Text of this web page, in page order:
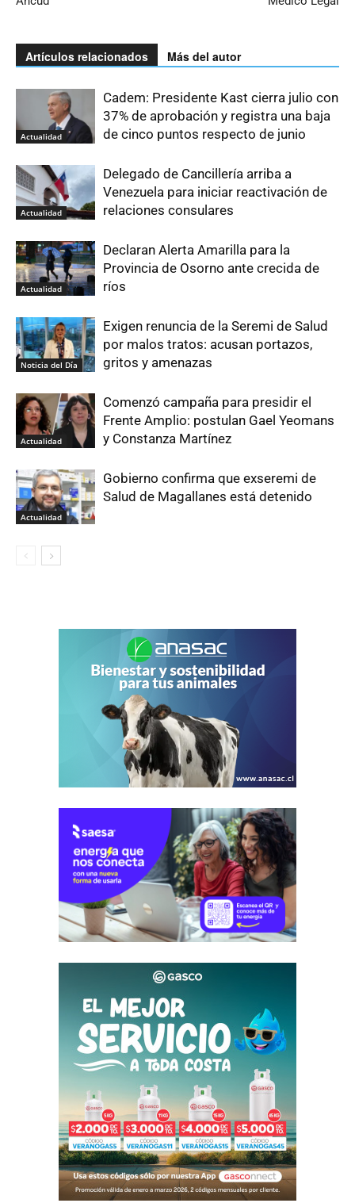
Artículos relacionados Más del autor
Actualidad
Cadem: Presidente Kast cierra julio con
37% de aprobación y registra una baja
de cinco puntos respecto de junio
Actualidad
Delegado de Cancillería arriba a
Venezuela para iniciar reactivación de
relaciones consulares
Actualidad
Declaran Alerta Amarilla para la
Provincia de Osorno ante crecida de
ríos
Noticia del Día
Exigen renuncia de la Seremi de Salud
por malos tratos: acusan portazos,
gritos y amenazas
Actualidad
Comenzó campaña para presidir el
Frente Amplio: postulan Gael Yeomans
y Constanza Martínez
Actualidad
Gobierno confirma que exseremi de
Salud de Magallanes está detenido